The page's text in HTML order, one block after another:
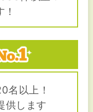
名以上！
供します